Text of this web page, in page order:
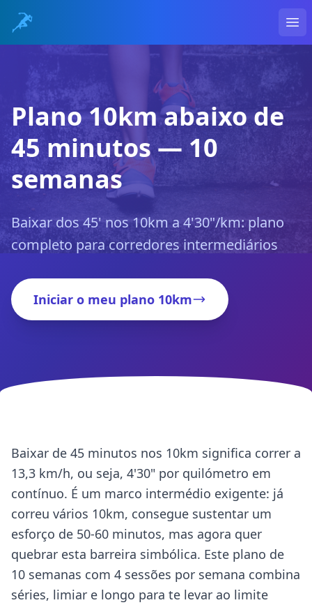
Plano 10km abaixo de
45 minutos — 10
semanas
Baixar dos 45' nos 10km a 4'30"/km: plano
completo para corredores intermediários
Iniciar o meu plano 10km
Baixar de 45 minutos nos 10km significa correr a
13,3 km/h, ou seja, 4'30" por quilómetro em
contínuo. É um marco intermédio exigente: já
correu vários 10km, consegue sustentar um
esforço de 50-60 minutos, mas agora quer
quebrar esta barreira simbólica. Este plano de
10 semanas com 4 sessões por semana combina
séries, limiar e longo para te levar ao limite